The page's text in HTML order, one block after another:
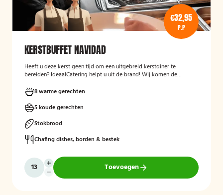
€32,95
P.P
KERSTBUFFET NAVIDAD
Heeft u deze kerst geen tijd om een uitgebreid kerstdiner te
bereiden? IdeaalCatering helpt u uit de brand! Wij komen de
buffetten voor tweede kerstdag (26 december), komen wij op 26
december gekoeld bij u bezorgen.
8 warme gerechten
5 koude gerechten
Stokbrood
Chafing dishes, borden & bestek
Toevoegen